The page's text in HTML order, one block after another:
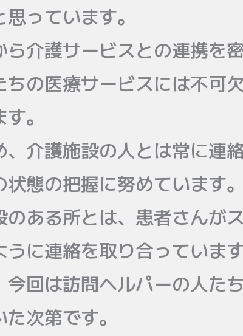
っています。
ら介護サービスとの連携を
ちの医療サービスには不可
。
、介護施設の人とは常に連
態の把握に努めています。
のある所とは、患者さんが
に連絡を取り合っています
今回は訪問ヘルパーの人た
次第です。